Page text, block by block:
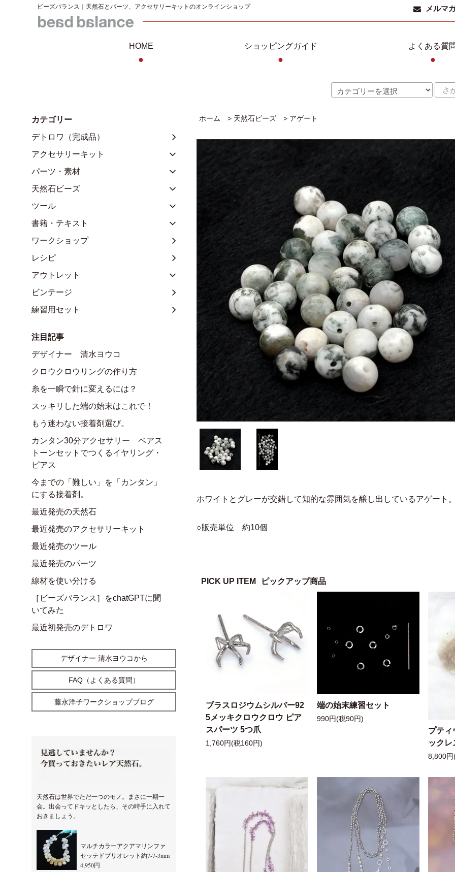
ビーズバランス｜天然石とパーツ、アクセサリーキットのオンラインショップ メルマ
HOME
●
ショッピングガイド
●
よくある質
●
ホーム > 天然石ビーズ > アゲート
ホワイトとグレーが交錯して知的な雰囲気を醸し出しているアゲート
○販売単位 約10個
PICK UP ITEM ピックアップ商品
ブラスロジウムシルバー92
5メッキクロウクロウ ピア
スパーツ 5つ爪
1,760円(税160円)
端の始末練習セット
990円(税90円)
プティ
ックレ
8,800
カテゴリー
デトロワ（完成品）
アクセサリーキット
パーツ・素材
天然石ビーズ
ツール
書籍・テキスト
ワークショップ
レシピ
アウトレット
ビンテージ
練習用セット
注目記事
デザイナー 清水ヨウコ
クロウクロウリングの作り方
糸を一瞬で針に変えるには？
スッキリした端の始末はこれで！
もう迷わない接着剤選び。
カンタン30分アクセサリー ペアス
トーンセットでつくるイヤリング・
ピアス
今までの「難しい」を「カンタン」
にする接着剤。
最近発売の天然石
最近発売のアクセサリーキット
最近発売のツール
最近発売のパーツ
線材を使い分ける
［ビーズバランス］をchatGPTに聞
いてみた
最近初発売のデトロワ
デザイナー 清水ヨウコから
FAQ（よくある質問）
藤永洋子ワークショップブログ
天然石は世界でただ一つのモノ。まさに一期一
会。出会ってドキッとしたら、その時手に入れて
おきましょう。
マルチカラーアクアマリンファ
セッテドブリオレット約7-7-3mm
4,950円